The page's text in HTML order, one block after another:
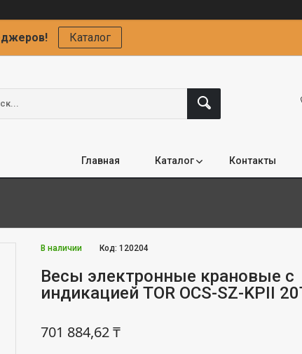
Каталог
Главная Каталог Контакты
В наличии Код:120204
Весы электронные крановые с
индикацией TOR OCS-SZ-KPII
701 884,62 ₸